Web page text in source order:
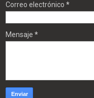
Correo electrónico*
Mensaje*